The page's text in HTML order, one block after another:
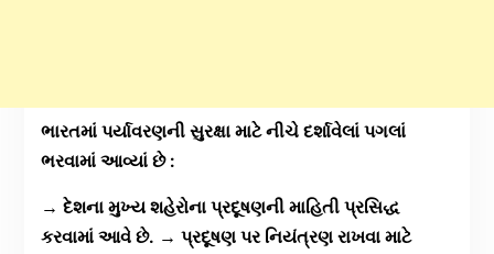
ભારતમાં પર્યાવરણની સુરક્ષા માટે નીચે દર્શાવેલાં પગલાં
ભરવામાં આવ્યાં છે :
→ દેશના મુખ્ય શહેરોના પ્રદૂષણની માહિતી પ્રસિદ્ધ
કરવામાં આવે છે. → પ્રદૂષણ પર નિયંત્રણ રાખવા માટે